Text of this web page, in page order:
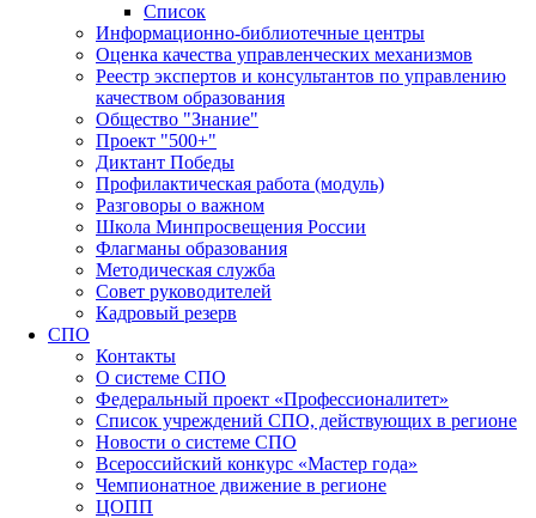
Список
Информационно-библиотечные центры
Оценка качества управленческих механизмов
Реестр экспертов и консультантов по управлению
качеством образования
Общество "Знание"
Проект "500+"
Диктант Победы
Профилактическая работа (модуль)
Разговоры о важном
Школа Минпросвещения России
Флагманы образования
Методическая служба
Совет руководителей
Кадровый резерв
СПО
Контакты
О системе СПО
Федеральный проект «Профессионалитет»
Список учреждений СПО, действующих в регионе
Новости о системе СПО
Всероссийский конкурс «Мастер года»
Чемпионатное движение в регионе
ЦОПП